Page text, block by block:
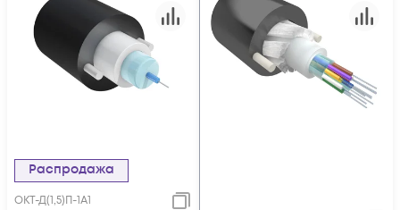
Распродажа
ОКТ-Д(1,5)П-1А1